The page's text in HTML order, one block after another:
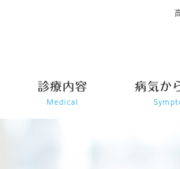
診療内容
Medical
病気か